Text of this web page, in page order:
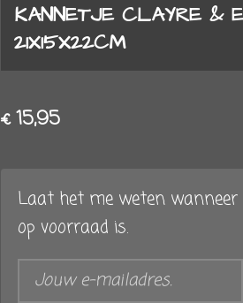
KANNETJE CLAYRE &
21X15X22CM
€ 15,95
Laat het me weten
op voorraad is.